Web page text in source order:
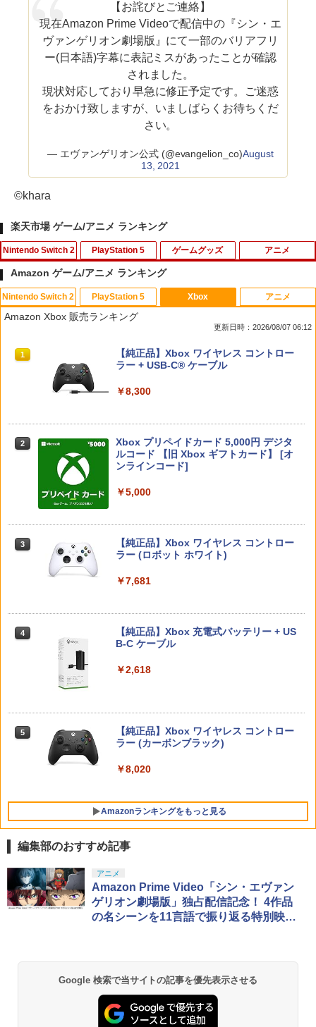
【お詫びとご連絡】
現在Amazon Prime Videoで配信中の『シン・エ
ヴァンゲリオン劇場版』にて一部のバリアフリ
ー(日本語)字幕に表記ミスがあったことが確認
されました。
現状対応しており早急に修正予定です。ご迷惑
をおかけ致しますが、いましばらくお待ちくだ
さい。
— エヴァンゲリオン公式 (@evangelion_co)August
13, 2021
©khara
楽天市場 ゲーム/アニメ ランキング
Nintendo Switch 2
1
【特典】メタファー：リファンタジオ
(【先着購入封入特典】アーキタイプ経験
値アイテムセット、旅の仕送りセット)
￥3,510
￥4,920
￥6,507
Vol.2 Switch2版(2連アクリルキーホル
ダー+【早期購入封入特典】DLCチラシ)
￥6,600
【中古】[Switch2] ゼルダの伝説 ブレス
オブ ザ ワイルド Nintendo Switch 2 Ed
ン) 任天堂(20250605)
PlayStation 5
1 グランツーリスモ7 PS5版
￥6,348
バイバー(仮)」（ゲーム内コンテンツ）)
入封入特典】DLC)
日発売】 コーエーテクモゲームス｜KOE
I 進撃の巨人3【PS5】
￥8,710
ゲームグッズ アニメ
1
【中古】ナイトメアー・ビフォア・クリ
ス…コレクターズEDデジタルリマスター
版 【ブルーレイ】／クリス・サランドン
￥540
ーレイ／海外アニメ・定番スタジオ
￥681
ロッティブルーレイ／海外アニメ・定番
スタジオ
￥987
4
【中古】塔の上のラプンツェル 3D スー
パー・セット 【ブルーレイ】／中川翔子
5
【中古】魔女の宅急便 ブルーレイディス
ク 【レンタル落ち】
￥3,002
Amazon ゲーム/アニメ ランキング
Nintendo Switch 2
1
スプラトゥーン レイダース|オンライン
コード版
￥5,832
スプラトゥーン レイダース -Switch2
3 Nintendo Switch 2(日本語・国内専用)
￥55,871
ニンテンドープリペイド番号 9000円|オ
5
ニンテンドープリペイド番号 5000円|オ
ンラインコード版
￥5,000
PlayStation 5
1
PlayStation 5 デジタル・エディション
日本語専用 Console Language: Japan
Beast of Reincarnation -PS5 【特典】
プロダクトコード 封入
￥7,286
【純正品】ディスクドライブ(CFI-ZDD1
【純正品】DualSense ワイヤレスコン
ZCT2J01)
【純正品】DualSense ワイヤレスコン
Xbox
Amazon Xbox 販売ランキング
更新日時：2026/08/07 06:12
1
【純正品】Xbox ワイヤレス コントロー
ラー + USB-C® ケーブル
￥8,300
2
Xbox プリペイドカード 5,000円 デジタ
ルコード 【旧 Xbox ギフトカード】 [オ
ンラインコード]
￥5,000
3
【純正品】Xbox ワイヤレス コントロー
ラー (ロボット ホワイト)
￥7,681
4
【純正品】Xbox 充電式バッテリー + US
B-C ケーブル
￥2,618
5
【純正品】Xbox ワイヤレス コントロー
ラー (カーボンブラック)
￥8,020
Amazonランキングをもっと見る
アニメ
1
【Amazon.co.jp限定】劇場版モノノ怪
第三章 蛇神 (Amazon.co.jp限定オリジ
ナル三方背収納ケース付きコレクション)
(オリジナル特典:オリジナル巾着＋メー
カー特典:【坤と離】二振りの剣、十翼よ
￥10,780
劇場版「鬼滅の刃」無限城編 第一章 猗
編集部のおすすめ記事
アニメ
Amazon Prime Video「シン・エヴァン
ゲリオン劇場版」独占配信記念！ 4作品
の名シーンを11言語で振り返る特別映像
Google 検索で当サイトの記事を優先表示させる